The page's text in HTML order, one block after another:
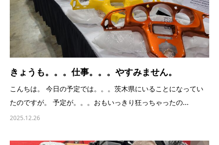
きょうも。。。仕事。。。やすみません。
こんちは。 今日の予定では。。。茨木県にいることになってい
たのですが。 予定が。。。おもいっきり狂っちゃったの...
2025.12.26